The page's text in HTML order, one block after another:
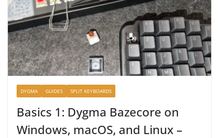
DYGMA GUIDES SPLIT KEYBOARDS
Basics 1: Dygma Bazecore on
Windows, macOS, and Linux –